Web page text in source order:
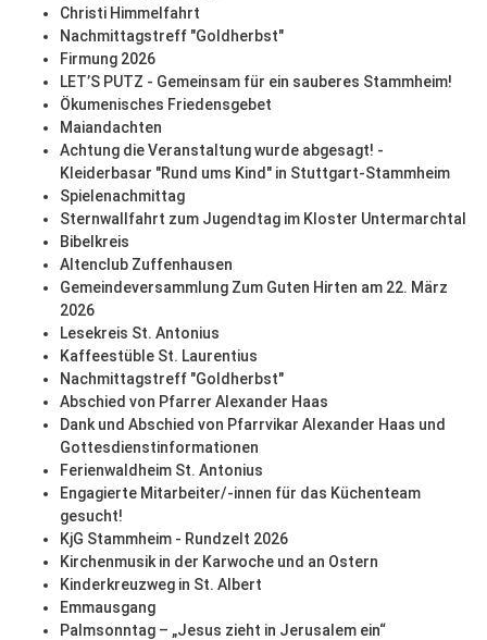
Christi Himmelfahrt
Nachmittagstreff "Goldherbst"
Firmung 2026
LET’S PUTZ - Gemeinsam für ein sauberes Stammheim!
Ökumenisches Friedensgebet
Maiandachten
Achtung die Veranstaltung wurde abgesagt! -
Kleiderbasar "Rund ums Kind" in Stuttgart-Stammheim
Spielenachmittag
Sternwallfahrt zum Jugendtag im Kloster Untermarchtal
Bibelkreis
Altenclub Zuffenhausen
Gemeindeversammlung Zum Guten Hirten am 22. März
2026
Lesekreis St. Antonius
Kaffeestüble St. Laurentius
Nachmittagstreff "Goldherbst"
Abschied von Pfarrer Alexander Haas
Dank und Abschied von Pfarrvikar Alexander Haas und
Gottesdienstinformationen
Ferienwaldheim St. Antonius
Engagierte Mitarbeiter/-innen für das Küchenteam
gesucht!
KjG Stammheim - Rundzelt 2026
Kirchenmusik in der Karwoche und an Ostern
Kinderkreuzweg in St. Albert
Emmausgang
Palmsonntag – „Jesus zieht in Jerusalem ein“